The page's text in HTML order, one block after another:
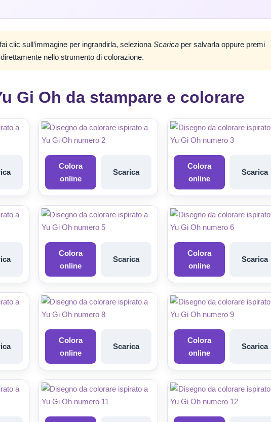
fai clic sull’immagine per ingrandirla, seleziona Scarica per salvarla oppure premi
nello strumento di colorazione.
Gi Oh da stampare e colorare
Colora
online
Scarica
Colora
online
Scarica
Colora
online
Scarica
Colora
online
Scarica
Colora
online
Scarica
Colora
online
Scarica